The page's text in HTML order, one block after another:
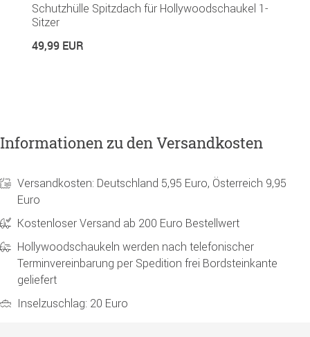
Schutzhülle Spitzdach für Hollywoodschaukel 1-
Sitzer
49,99 EUR
Informationen zu den Versandkosten
Versandkosten: Deutschland 5,95 Euro, Österreich 9,95
Euro
Kostenloser Versand ab 200 Euro Bestellwert
Hollywoodschaukeln werden nach telefonischer
Terminvereinbarung per Spedition frei Bordsteinkante
geliefert
Inselzuschlag: 20 Euro